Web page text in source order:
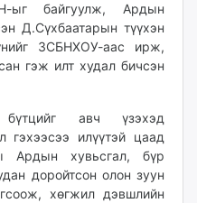
ыг байгуулж, Ардын
Д.Сүхбаатарын түүхэн
ЗСБНХОУ-аас ирж,
гэж илт худал бичсэн
авч үзэхэд
гэхээсээ илүүтэй цаад
Ардын хувьсгал, бүр
доройтсон олон зуун
хөгжил дэвшлийн